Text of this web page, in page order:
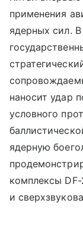
применения
ядерных сил.
наносит удар
условного
ядерную
комплексы DF-
и